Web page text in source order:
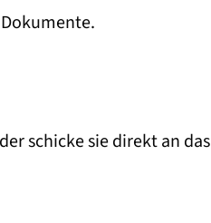
schicke sie direkt an das